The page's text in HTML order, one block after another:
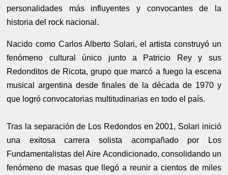
personalidades más influyentes y convocantes de la
historia del rock nacional .
Nacido como Carlos Alberto Solari, el artista construyó un
fenómeno cultural único junto a Patricio Rey y sus
Redonditos de Ricota, grupo que marcó a fuego la escena
musical argentina desde finales de la década de 1970 y
que logró convocatorias multitudinarias en todo el país.
Tras la separación de Los Redondos en 2001, Solari inició
una exitosa carrera solista acompañado por Los
Fundamentalistas del Aire Acondicionado, consolidando un
fenómeno de masas que llegó a reunir a cientos de miles